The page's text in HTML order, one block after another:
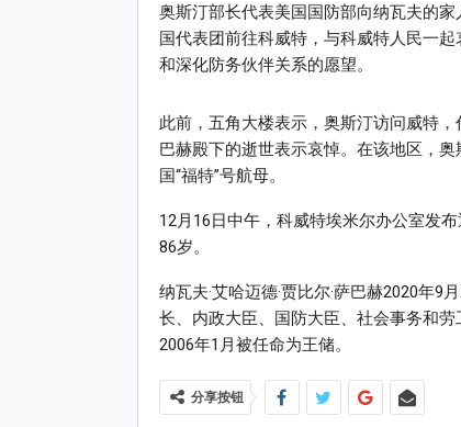
奥斯汀部长代表美国国防部向纳瓦夫的
国代表团前往科威特，与科威特人民一
和深化防务伙伴关系的愿望。
此前，五角大楼表示，奥斯汀访问威特，
巴赫殿下的逝世表示哀悼。在该地区，
国“福特”号航母。
12月16日中午，科威特埃米尔办公室发
86岁。
纳瓦夫·艾哈迈德·贾比尔·萨巴赫2020年
长、内政大臣、国防大臣、社会事务和劳
2006年1月被任命为王储。
分享按钮